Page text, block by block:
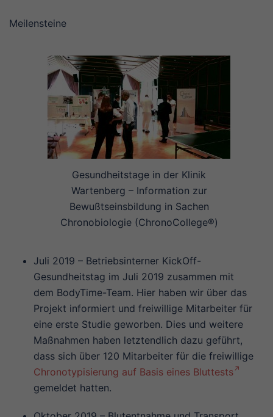
Meilensteine
Gesundheitstage in der Klinik
Wartenberg – Information zur
Bewußtseinsbildung in Sachen
Chronobiologie (ChronoCollege®)
Juli 2019 – Betriebsinterner KickOff-
Gesundheitstag im Juli 2019 zusammen mit
dem BodyTime-Team. Hier haben wir über das
Projekt informiert und freiwillige Mitarbeiter für
eine erste Studie geworben. Dies und weitere
Maßnahmen haben letztendlich dazu geführt,
dass sich über 120 Mitarbeiter für die freiwillige
Chronotypisierung auf Basis eines Bluttests
gemeldet hatten.